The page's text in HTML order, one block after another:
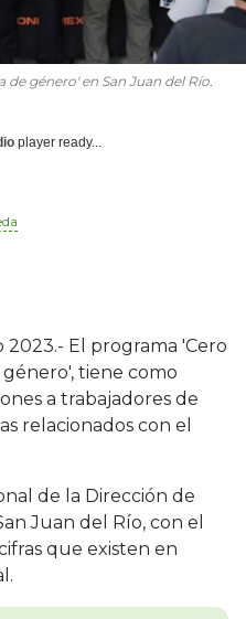
género' en San Juan del Río.
player ready...
2023.- El programa 'Cero
tiene como
a trabajadores de
relacionados con el
de la Dirección de
Juan del Río, con el
que existen en